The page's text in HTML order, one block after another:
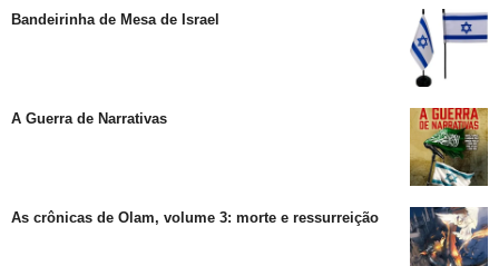
Bandeirinha de Mesa de Israel
A Guerra de Narrativas
As crônicas de Olam, volume 3: morte e ressurreição